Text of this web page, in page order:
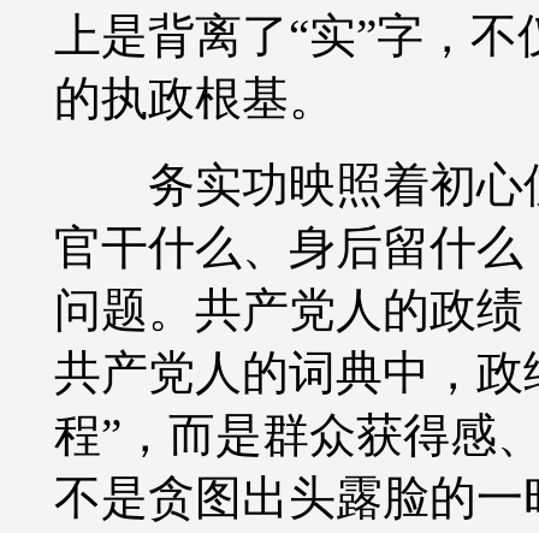
上是背离了“实”字，
的执政根基。
务实功映照着初心
官干什么、身后留什
问题。共产党人的政
共产党人的词典中，
程”，而是群众获得感
不是贪图出头露脸的